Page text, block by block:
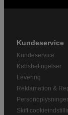
Kundeservice
Kundeservice
Købsbetingelser
Levering
Reklamation &
Personoplysninger
Skift